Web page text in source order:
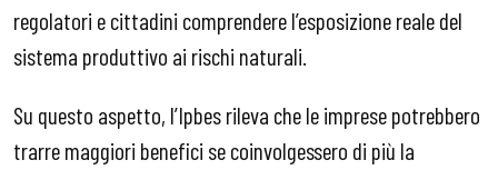
regolatori e cittadini comprendere l’esposizione reale del
sistema produttivo ai rischi naturali.
Su questo aspetto, l’Ipbes rileva che le imprese potrebbero
trarre maggiori benefici se coinvolgessero di più la